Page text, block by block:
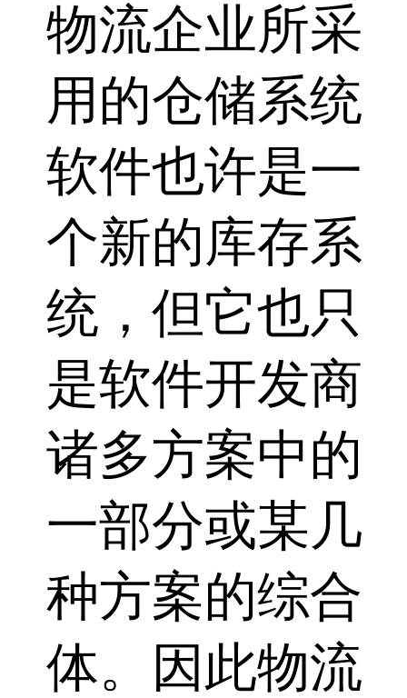
物流企业所采
用的仓储系统
软件也许是一
个新的库存系
统，但它也只
是软件开发商
诸多方案中的
一部分或某几
种方案的综合
体。因此物流